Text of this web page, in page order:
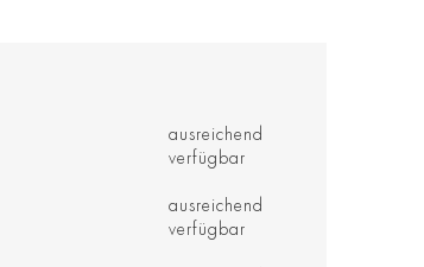
ausreichend
verfügbar
ausreichend
verfügbar